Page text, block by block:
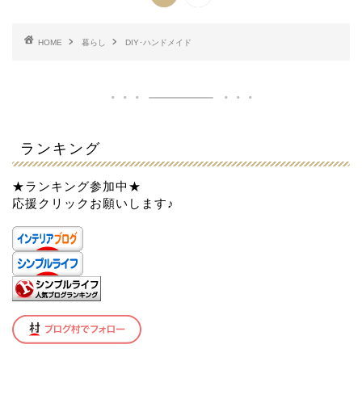
HOME 暮らし DIY･ハンドメイド
ランキング
★ランキング参加中★
応援クリックお願いします♪